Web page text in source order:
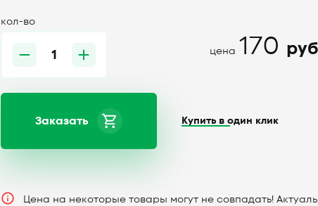
кол-во
цена 170
Заказать Купить в один клик
Цена на некоторые товары могут не совпадать!